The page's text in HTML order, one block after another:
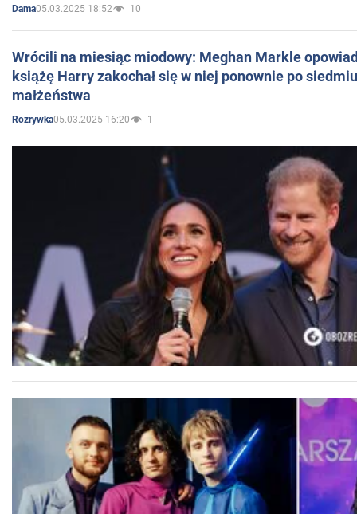
Dama05.03.2025 18:52 10
Wrócili na miesiąc miodowy: Meghan Markle
książę Harry zakochał się w niej ponownie po
małżeństwa
Rozrywka05.03.2025 16:20 1